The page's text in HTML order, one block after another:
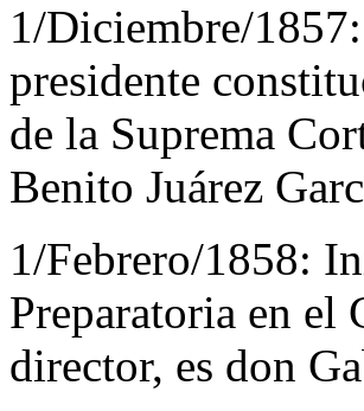
1/Diciembre/1857:
presidente
de la Suprema
Benito Juárez
1/Febrero/1858:
Preparatoria en el
director, es don